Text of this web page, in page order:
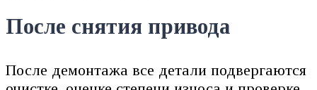
После снятия привода
После демонтажа все детали подвергаются